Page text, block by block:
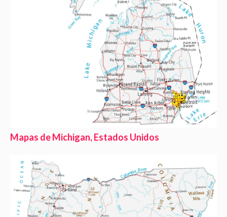
Mapas de Michigan, Estados Unidos